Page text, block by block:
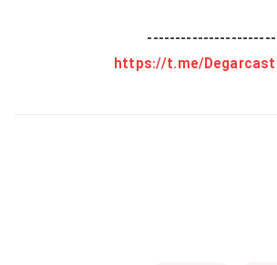
https://t.me/Degarcast